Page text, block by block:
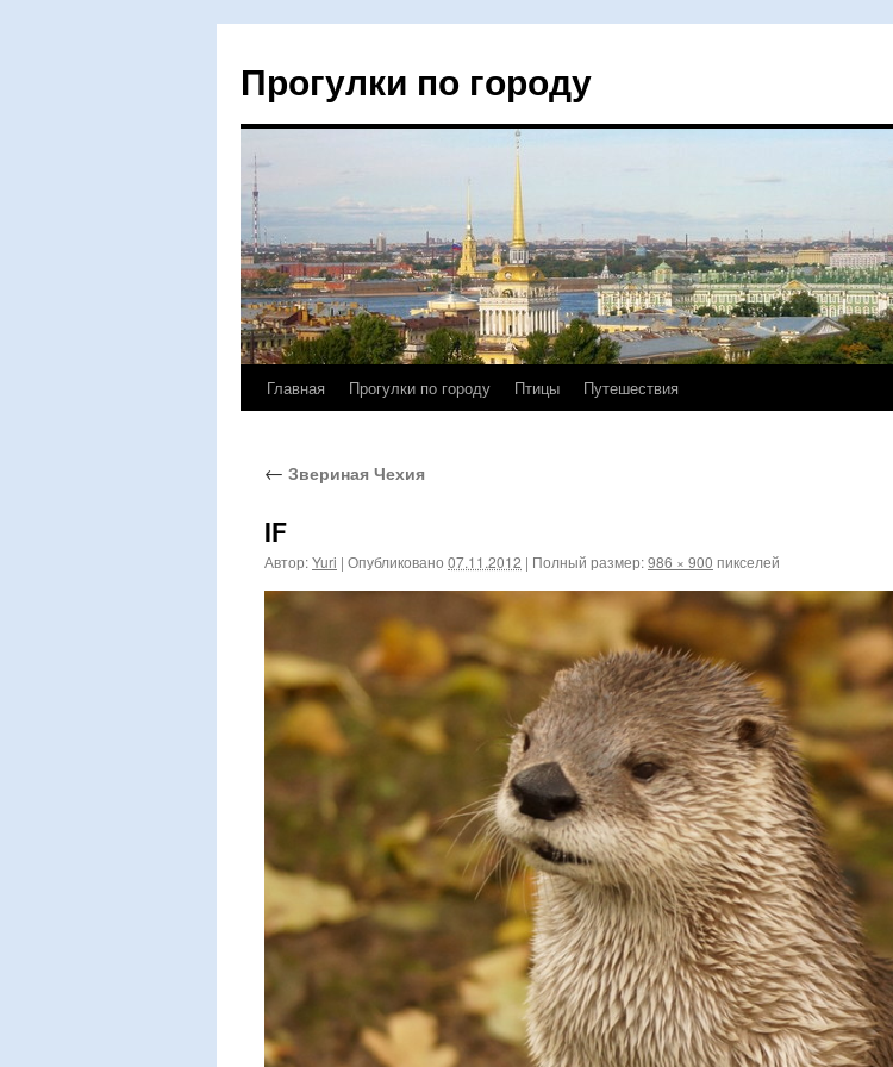
Прогулки по городу
Перейти
содержимому
Главная Прогулки по городу Птицы Путешествия
← Звериная Чехия
IF
Автор:Yuri | Опубликовано 07.11.2012 | Полный размер:986 × 900 пикселей